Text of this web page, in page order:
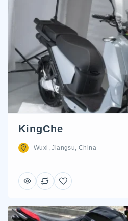
KingChe
Wuxi, Jiangsu, China